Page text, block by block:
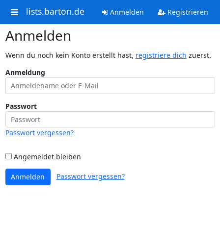
lists.barton.de Anmelden Registrieren
Anmelden
Wenn du noch kein Konto erstellt hast, registriere dich zuerst.
Anmeldung
Passwort
Passwort vergessen?
Angemeldet bleiben
Anmelden Passwort vergessen?